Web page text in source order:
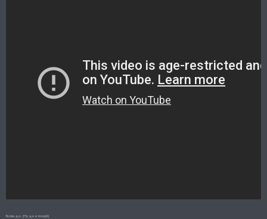
Боян да. (Ну да и похуй)